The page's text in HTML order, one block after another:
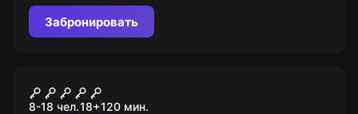
Забронировать
Веронская резня
8-18 чел.18+120 мин.